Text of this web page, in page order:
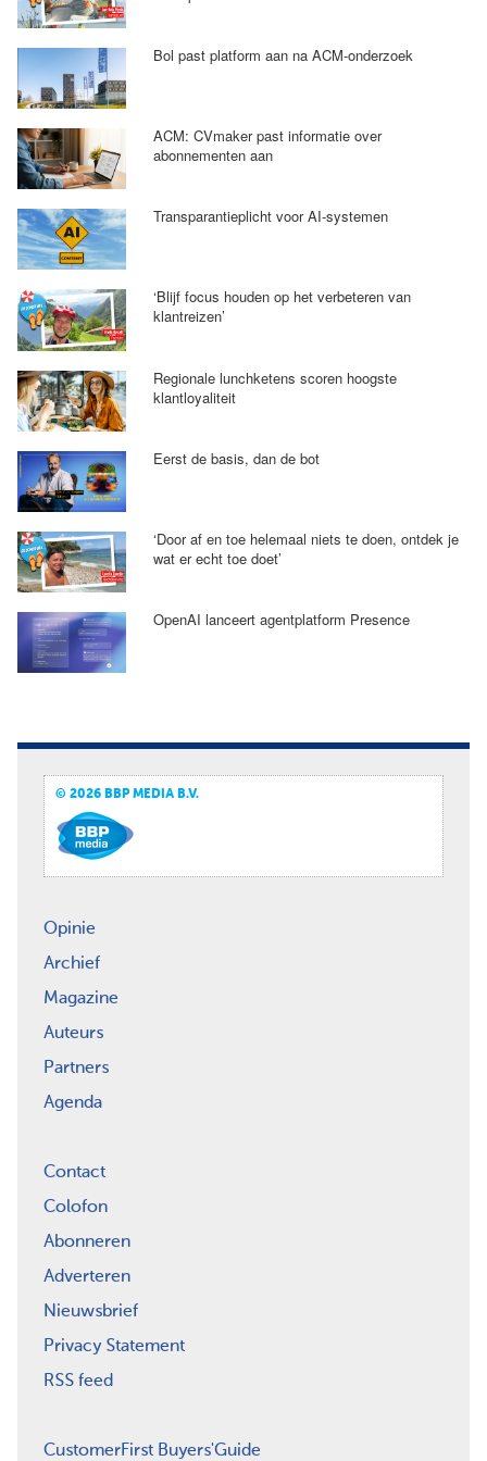
Bol past platform aan na ACM-onderzoek
ACM: CVmaker past informatie over
abonnementen aan
Transparantieplicht voor AI-systemen
‘Blijf focus houden op het verbeteren van
klantreizen’
Regionale lunchketens scoren hoogste
klantloyaliteit
Eerst de basis, dan de bot
‘Door af en toe helemaal niets te doen, ontdek je
wat er echt toe doet’
OpenAI lanceert agentplatform Presence
© 2026 BBP MEDIA B.V.
Opinie
Archief
Magazine
Auteurs
Partners
Agenda
Contact
Colofon
Abonneren
Adverteren
Nieuwsbrief
Privacy Statement
RSS feed
CustomerFirst Buyers'Guide